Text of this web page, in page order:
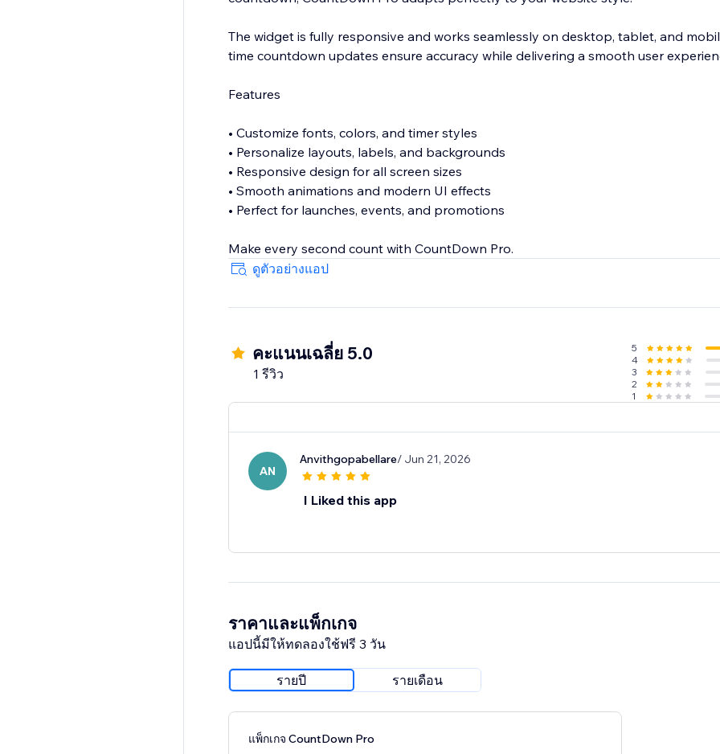
The widget is fully responsive and works seamlessly on desktop, tablet, and
time countdown updates ensure accuracy while delivering a smooth user
Features
• Customize fonts, colors, and timer styles
• Personalize layouts, labels, and backgrounds
• Responsive design for all screen sizes
• Smooth animations and modern UI effects
• Perfect for launches, events, and promotions
Make every second count with CountDown Pro.
ดูตัวอย่างแอป
คะแนนเฉลี่ย 5.0
1 รีวิว
5
4
3
2
1
AN
Anvithgopabellare/ Jun 21, 2026
I Liked this app
ราคาและแพ็กเกจ
แอปนี้มีให้ทดลองใช้ฟรี 3 วัน
รายปี รายเดือน
แพ็กเกจ CountDown Pro